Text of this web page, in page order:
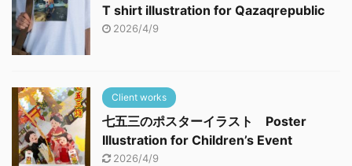
T shirt illustration for Qazaqrepublic
2026/4/9
Client works
七五三のポスターイラスト Poster
Illustration for Children’s Event
2026/4/9